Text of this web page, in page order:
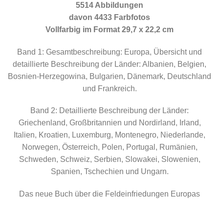
5514 Abbildungen
davon 4433 Farbfotos
Vollfarbig im Format 29,7 x 22,2 cm
Band 1: Gesamtbeschreibung: Europa, Übersicht und
detaillierte Beschreibung der Länder: Albanien, Belgien,
Bosnien-Herzegowina, Bulgarien, Dänemark, Deutschland
und Frankreich.
Band 2: Detaillierte Beschreibung der Länder:
Griechenland, Großbritannien und Nordirland, Irland,
Italien, Kroatien, Luxemburg, Montenegro, Niederlande,
Norwegen, Österreich, Polen, Portugal, Rumänien,
Schweden, Schweiz, Serbien, Slowakei, Slowenien,
Spanien, Tschechien und Ungarn.
Das neue Buch über die Feldeinfriedungen Europas